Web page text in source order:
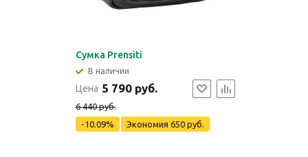
Сумка Prensiti
В наличии
Цена 5 790 руб.
6 440 руб.
-10.09%
Экономия 650 руб.